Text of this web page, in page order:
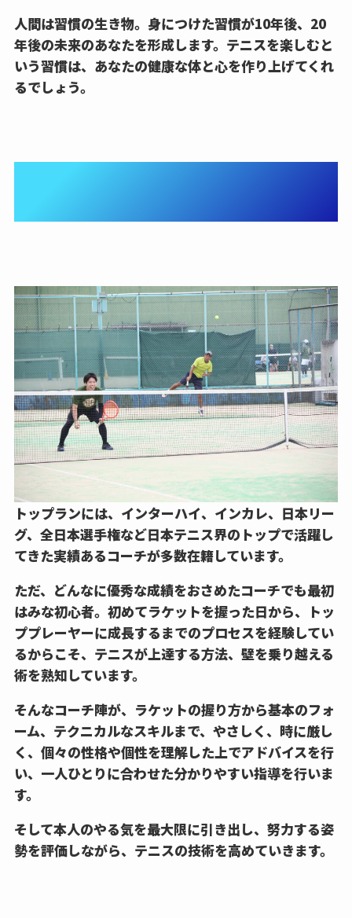
人間は習慣の生き物。身につけた習慣が10年後、20
年後の未来のあなたを形成します。テニスを楽しむと
いう習慣は、あなたの健康な体と心を作り上げてくれ
るでしょう。
トップランには、インターハイ、インカレ、日本リー
グ、全日本選手権など日本テニス界のトップで活躍し
てきた実績あるコーチが多数在籍しています。
ただ、どんなに優秀な成績をおさめたコーチでも最初
はみな初心者。初めてラケットを握った日から、トッ
ププレーヤーに成長するまでのプロセスを経験してい
るからこそ、テニスが上達する方法、壁を乗り越える
術を熟知しています。
そんなコーチ陣が、ラケットの握り方から基本のフォ
ーム、テクニカルなスキルまで、やさしく、時に厳し
く、個々の性格や個性を理解した上でアドバイスを行
い、一人ひとりに合わせた分かりやすい指導を行いま
す。
そして本人のやる気を最大限に引き出し、努力する姿
勢を評価しながら、テニスの技術を高めていきます。